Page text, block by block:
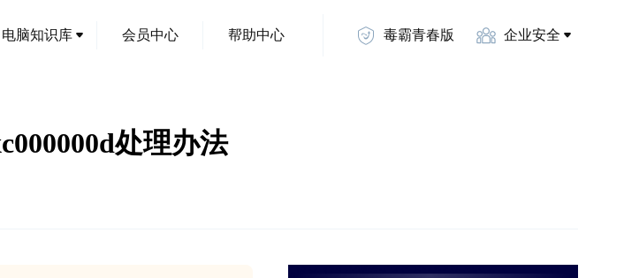
电脑知识库 会员中心 帮助中心 毒霸青春版 企业安全
处理办法